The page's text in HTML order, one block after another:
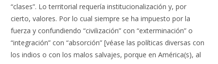
“clases”. Lo territorial requería institucionalización y, por
cierto, valores. Por lo cual siempre se ha impuesto por la
fuerza y confundiendo “civilización” con “exterminación” o
“integración” con “absorción” [véase las políticas diversas con
los indios o con los malos salvajes, porque en América(s), al